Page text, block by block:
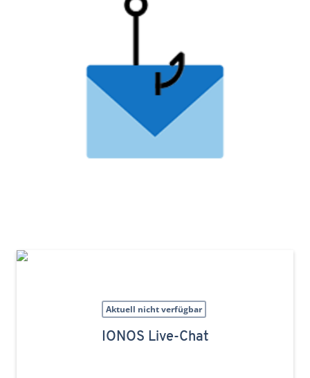
Aktuell nicht verfügbar
IONOS Live-Chat